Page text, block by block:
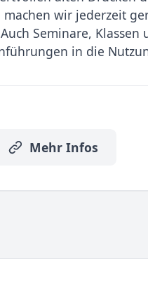
wir jederzeit
Seminare,
in die
Mehr Infos